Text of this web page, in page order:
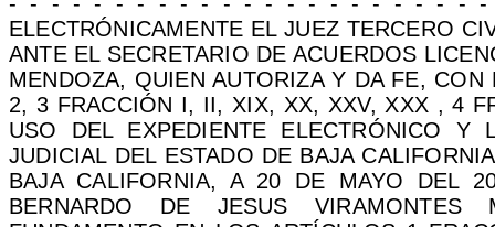
ELECTRÓNICAMENTE EL JUEZ TERCERO
ANTE EL SECRETARIO DE ACUERDOS
MENDOZA, QUIEN AUTORIZA Y DA FE,
2, 3 FRACCIÓN I, II, XIX, XX, XXV, XXX , 4
USO DEL EXPEDIENTE ELECTRÓNICO Y
JUDICIAL DEL ESTADO DE BAJA
BAJA CALIFORNIA, A 20 DE MAYO DEL
BERNARDO DE JESUS VIRAMONTES